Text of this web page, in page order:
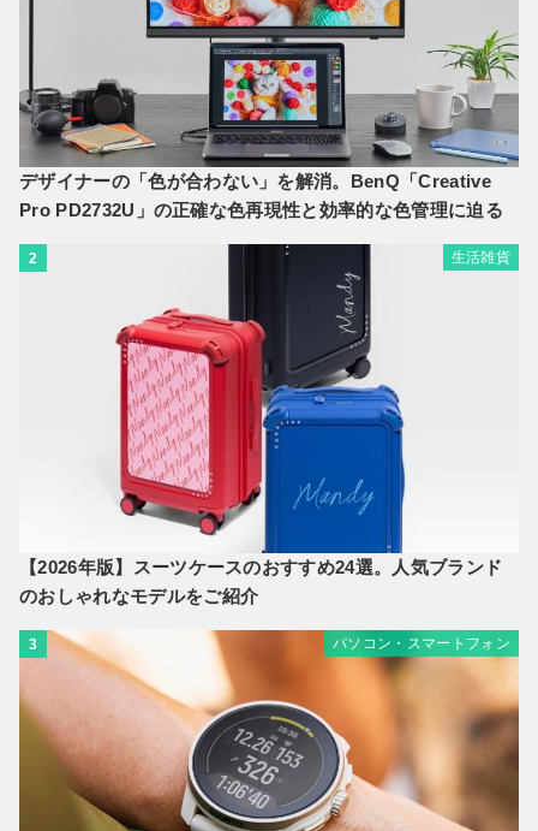
デザイナーの「色が合わない」を解消。BenQ「Creative
Pro PD2732U」の正確な色再現性と効率的な色管理に迫る
2 生活雑貨
【2026年版】スーツケースのおすすめ24選。人気ブランド
のおしゃれなモデルをご紹介
3 パソコン・スマートフォン